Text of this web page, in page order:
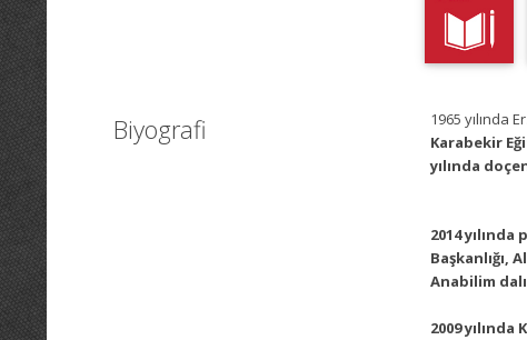
Biyografi 1965 yılında
Karabekir
yılında
2014
Başkanlığı,
Anabilim dalı
2009